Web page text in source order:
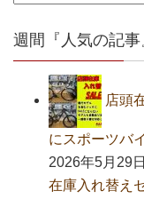
週間『人気の記事
店頭
にスポーツバ
2026年5月29
在庫入れ替え